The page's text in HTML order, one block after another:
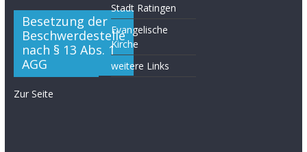
Besetzung der
Beschwerdestelle
nach § 13 Abs. 1
AGG
Zur Seite
Stadt Ratingen
Evangelische
Kirche
weitere Links